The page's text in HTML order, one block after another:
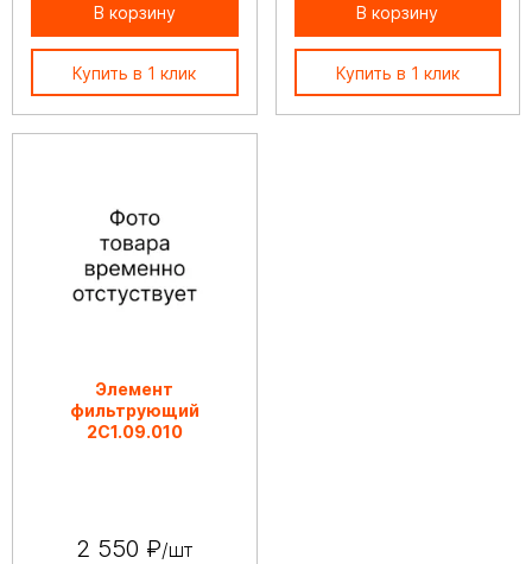
В корзину
Купить в 1 клик
В корзину
Купить в 1 клик
Элемент
фильтрующий
2С1.09.010
2 550 ₽/шт